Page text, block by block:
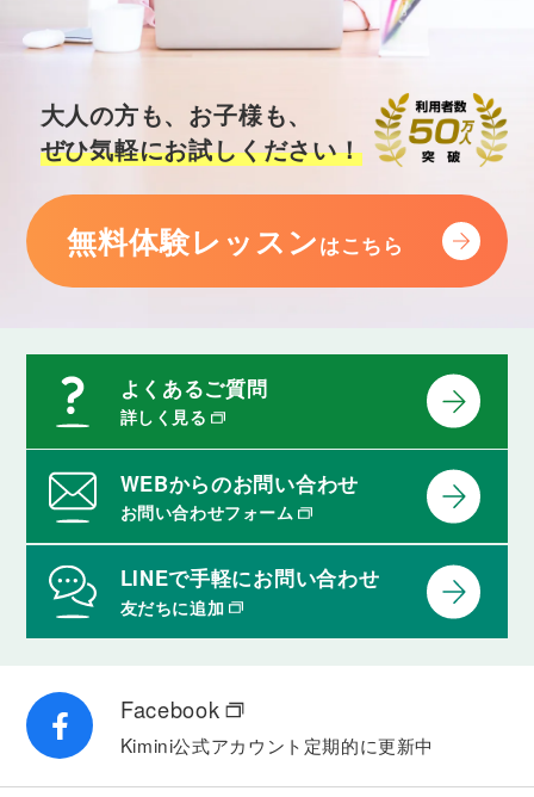
大人の方も、お子様も、
ぜひ気軽にお試しください！
無料体験レッスンはこちら
よくあるご質問
詳しく見る
WEBからのお問い合わせ
お問い合わせフォーム
LINEで手軽にお問い合わせ
友だちに追加
Facebook
Kimini公式アカウント 定期的に更新中